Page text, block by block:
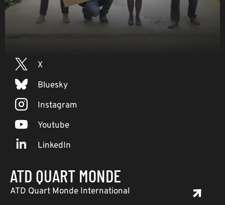
SUIVEZ-NOUS
X
Bluesky
Instagram
Youtube
LinkedIn
ATD QUART MONDE
ATD Quart Monde International